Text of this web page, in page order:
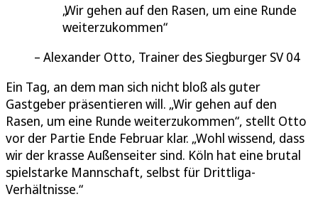
Wir gehen auf den Rasen, um eine Runde
weiterzukommen
Alexander Otto, Trainer des Siegburger SV 04
Ein Tag, an dem man sich nicht bloß als guter
Gastgeber präsentieren will. „Wir gehen auf den
Rasen, um eine Runde weiterzukommen“, stellt Otto
vor der Partie Ende Februar klar. „Wohl wissend, dass
wir der krasse Außenseiter sind. Köln hat eine brutal
spielstarke Mannschaft, selbst für Drittliga-
Verhältnisse.“